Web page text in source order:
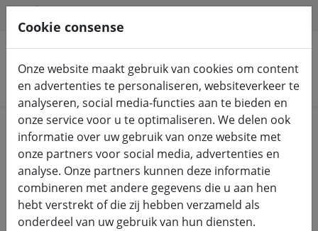
Zoek producten
Home LED kaarsen voor buiten
SmartFlame LED kaars buiten 9x18
Cookie consense
Onze website maakt gebruik van cookies om content
en advertenties te personaliseren, websiteverkeer te
analyseren, social media-functies aan te bieden en
onze service voor u te optimaliseren. We delen ook
informatie over uw gebruik van onze website met
onze partners voor social media, advertenties en
analyse. Onze partners kunnen deze informatie
combineren met andere gegevens die u aan hen
hebt verstrekt of die zij hebben verzameld als
onderdeel van uw gebruik van hun diensten.